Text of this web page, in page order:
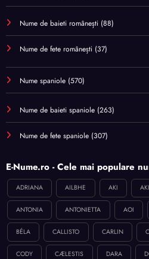
Nume de baieti românești (88)
Nume de fete românești (37)
Nume spaniole (570)
Nume de baieti spaniole (263)
Nume de fete spaniole (307)
E-Nume.ro - Cele mai populare
ADRIANA AILBHE AKI
ANTONIA ANTONIETTA AOI
BÉLA CALLISTO CARLIN
CODY CÆLESTIS DARA